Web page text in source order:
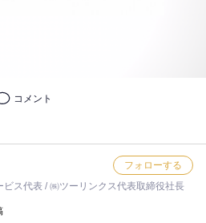
コメント
ビス代表 / ㈱ツーリンクス代表取締役社長
フォローする